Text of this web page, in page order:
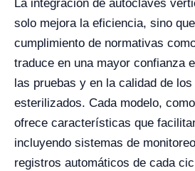
La integración de autoclaves
solo mejora la eficiencia, sino
cumplimiento de normativas
traduce en una mayor confianza
las pruebas y en la calidad de
esterilizados. Cada modelo,
ofrece características que
incluyendo sistemas de
registros automáticos de cada